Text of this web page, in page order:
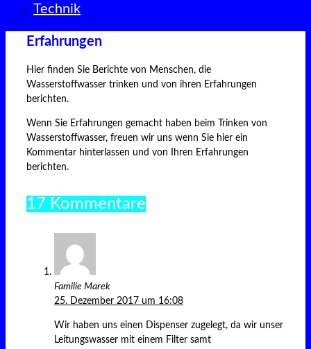
Technik
Erfahrungen
Hier finden Sie Berichte von Menschen, die
Wasserstoffwasser trinken und von ihren Erfahrungen
berichten.
Wenn Sie Erfahrungen gemacht haben beim Trinken von
Wasserstoffwasser, freuen wir uns wenn Sie hier ein
Kommentar hinterlassen und von Ihren Erfahrungen
berichten.
17 Kommentare
Familie Marek
25. Dezember 2017 um 16:08
Wir haben uns einen Dispenser zugelegt, da wir unser
Leitungswasser mit einem Filter samt